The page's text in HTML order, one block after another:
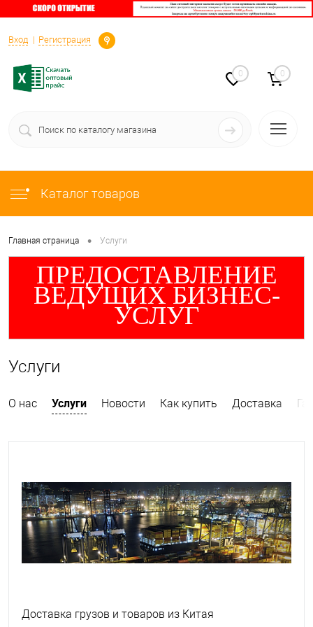
Вход Регистрация
Определение
0 0
Каталог товаров
Главная страница • Услуги
ПРЕДОСТАВЛЕНИЕ
ВЕДУЩИХ БИЗНЕС-
УСЛУГ
Услуги
О нас Услуги Новости Как купить Доставка
Доставка грузов и товаров из Китая